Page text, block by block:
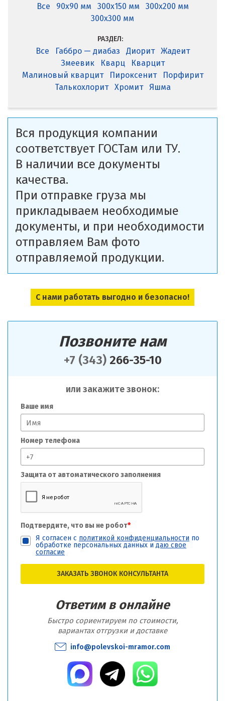
Позвоните нам
+7 (343)266-35-10
или закажите звонок:
Ваше имя
Номер телефона
Защита от автоматического заполнения
Подтвердите, что вы не робот*
Я согласен с политикой конфиденциальности по
обработке персональных данных и даю свое
согласие
ЗАКАЗАТЬ ЗВОНОК КОНСУЛЬТАНТА
Ответим в онлайне
Быстро сориентируем по стоимости,
вариантах отгрузки и доставке
info@polevskoi-mramor.com
Все 90x90 мм 300x150 мм
300x200 мм
300x300 мм
РАЗДЕЛ:
Все Габбро — диабаз Диорит
Жадеит
Змеевик
Кварц
Кварцит
Малиновый кварцит
Пироксенит
Порфирит
Талькохлорит
Хромит Яшма
Вся продукция компании
соответствует ГОСТам или ТУ.
В наличии все документы
качества.
При отправке груза мы
прикладываем необходимые
документы, и при необходимости
отправляем Вам фото
отправляемой продукции.
С нами работать выгодно и безопасно!